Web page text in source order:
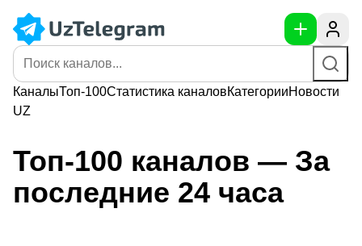
КаналыТоп-100Статистика каналовКатегорииНовости
UZ
Топ-100 каналов — За
последние 24 часа